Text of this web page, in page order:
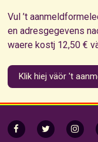
Vul ’t
en adresgegevens
waere kostj 12,50 €
Klik hiej väör 't